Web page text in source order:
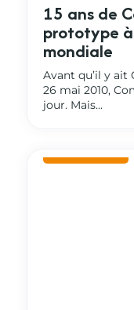
15 ans de
prototype
mondiale
Avant qu’il y ait
26 mai 2010,
jour. Mais...